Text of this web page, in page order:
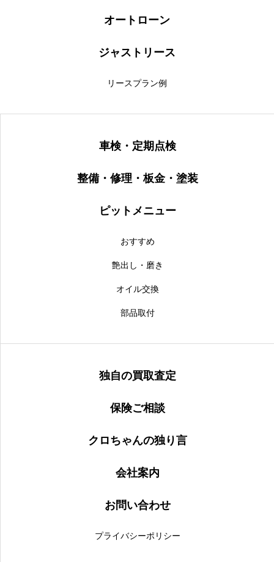
オートローン
ジャストリース
リースプラン例
車検・定期点検
整備・修理・板金・塗装
ピットメニュー
おすすめ
艶出し・磨き
オイル交換
部品取付
独自の買取査定
保険ご相談
クロちゃんの独り言
会社案内
お問い合わせ
プライバシーポリシー